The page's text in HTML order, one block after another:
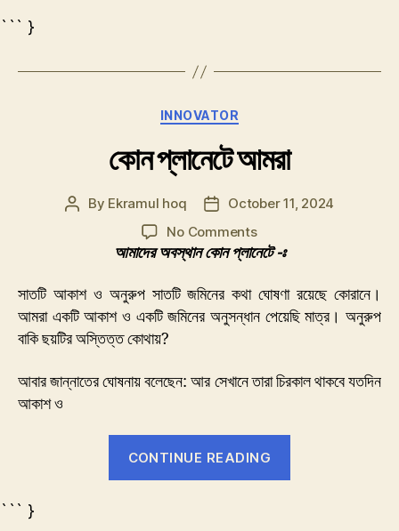
``` }
Categories
INNOVATOR
কোন প্লানেটে আমরা
Post
By Ekramul hoq
PostOctober 11, 2024
No Commentson
কোন
আমরা
আমাদের অবস্থান কোন প্লানেটে -ঃ
সাতটি আকাশ ও অনুরুপ সাতটি জমিনের কথা ঘোষণা রয়েছে কোরানে।
আমরা একটি আকাশ ও একটি জমিনের অনুসন্ধান পেয়েছি মাত্র। অনুরুপ
বাকি ছয়টির অস্তিত্ত কোথায়?
আবার জান্নাতের ঘোষনায় বলেছেন: আর সেখানে তারা চিরকাল থাকবে যতদিন
আকাশ ও
CONTINUE READING
``` }